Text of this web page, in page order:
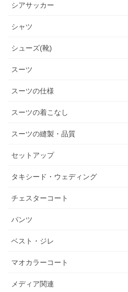
シアサッカー
シャツ
シューズ(靴)
スーツ
スーツの仕様
スーツの着こなし
スーツの縫製・品質
セットアップ
タキシード・ウェディング
チェスターコート
パンツ
ベスト・ジレ
マオカラーコート
メディア関連